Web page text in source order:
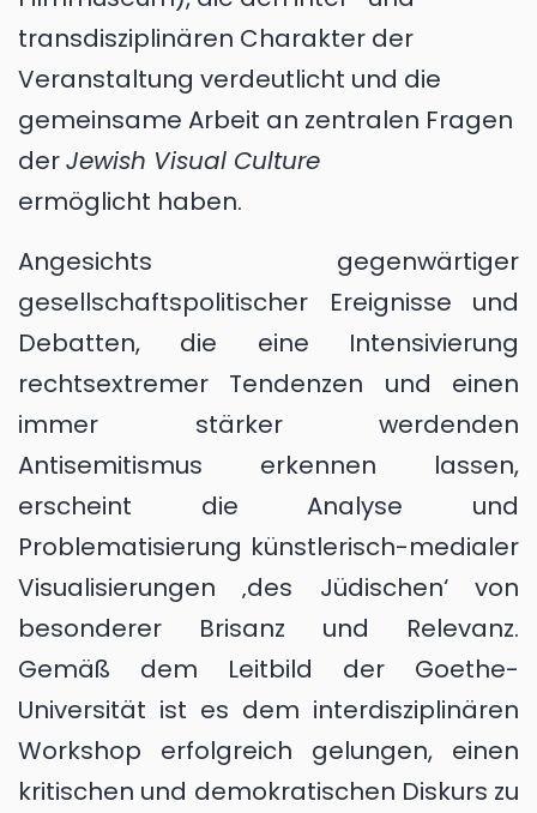
transdisziplinären Charakter der
Veranstaltung verdeutlicht und die
gemeinsame Arbeit an zentralen Fragen
derJewish Visual Culture
ermöglicht haben.
Angesichts gegenwärtiger
gesellschaftspolitischer Ereignisse und
Debatten, die eine Intensivierung
rechtsextremer Tendenzen und einen
immer stärker werdenden
Antisemitismus erkennen lassen,
erscheint die Analyse und
Problematisierung künstlerisch-medialer
Visualisierungen ‚des Jüdischen‘ von
besonderer Brisanz und Relevanz.
Gemäß dem Leitbild der Goethe-
Universität ist es dem interdisziplinären
Workshop erfolgreich gelungen, einen
kritischen und demokratischen Diskurs zu